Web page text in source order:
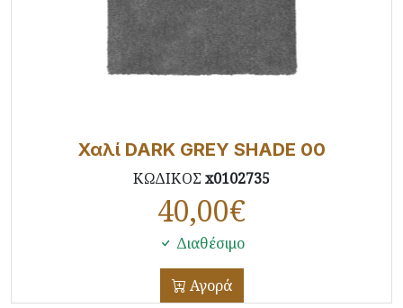
Χαλί DARK GREY SHADE 00
ΚΩΔΙΚΟΣ x0102735
40,00€
Διαθέσιμο
Αγορά